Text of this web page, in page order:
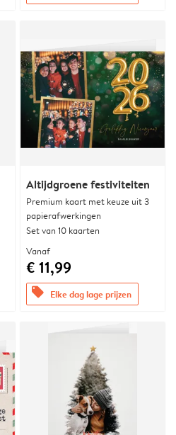
Altijdgroene festiviteiten
Premium kaart met keuze uit 3
papierafwerkingen
Set van 10 kaarten
Vanaf
€ 11,99
offers Elke dag lage prijzen